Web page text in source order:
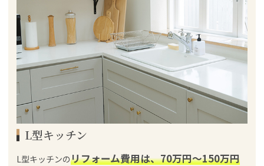
L型キッチン
L型キッチンのリフォーム費用は、70万円～150万円